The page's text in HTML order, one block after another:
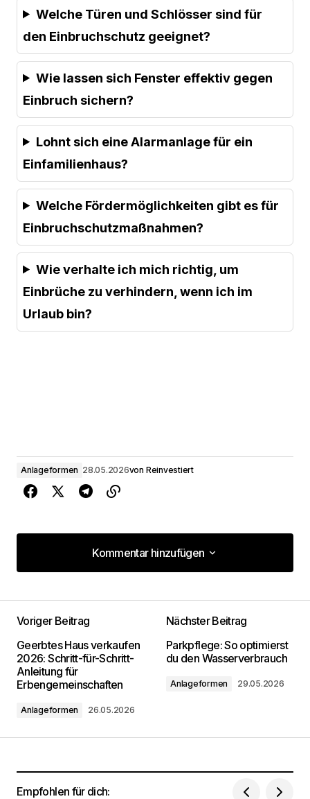
Welche Türen und Schlösser sind für
den Einbruchschutz geeignet?
Wie lassen sich Fenster effektiv gegen
Einbruch sichern?
Lohnt sich eine Alarmanlage für ein
Einfamilienhaus?
Welche Fördermöglichkeiten gibt es für
Einbruchschutzmaßnahmen?
Wie verhalte ich mich richtig, um
Einbrüche zu verhindern, wenn ich im
Urlaub bin?
Anlageformen 28.05.2026von Reinvestiert
Kommentar hinzufügen
Kommentar hinzufügen
Deine E-Mail-Adresse wird nicht
veröffentlicht. Erforderliche Felder sind mit*
markiert
Dein Name*
Voriger Beitrag
Geerbtes Haus verkaufen
2026: Schritt-für-Schritt-
Anleitung für
Erbengemeinschaften
Anlageformen 26.05.2026
Nächster Beitrag
Parkpflege: So optimierst
du den Wasserverbrauch
Anlageformen 29.05.2026
Empfohlen für dich: